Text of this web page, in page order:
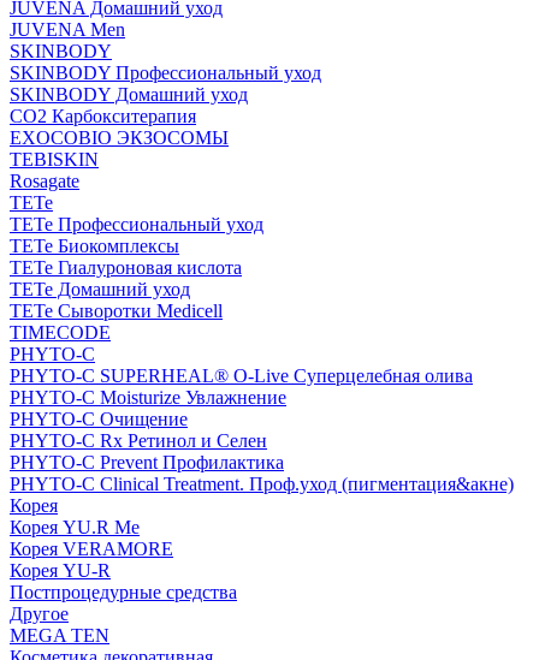
JUVENA Домашний уход
JUVENA Men
SKINBODY
SKINBODY Профессиональный уход
SKINBODY Домашний уход
CO2 Карбокситерапия
EXOCOBIO ЭКЗОСОМЫ
TEBISKIN
Rosagate
TETe
TETe Профессиональный уход
TETe Биокомплексы
TETe Гиалуроновая кислота
TETe Домашний уход
TETe Сыворотки Medicell
TIMECODE
PHYTO-C
PHYTO-C SUPERHEAL® O-Live Суперцелебная олива
PHYTO-C Moisturize Увлажнение
PHYTO-C Очищение
PHYTO-C Rx Ретинол и Селен
PHYTO-C Prevent Профилактика
PHYTO-C Clinical Treatment. Проф.уход (пигментация&акне)
Корея
Корея YU.R Me
Корея VERAMORE
Корея YU-R
Постпроцедурные средства
Другое
MEGA TEN